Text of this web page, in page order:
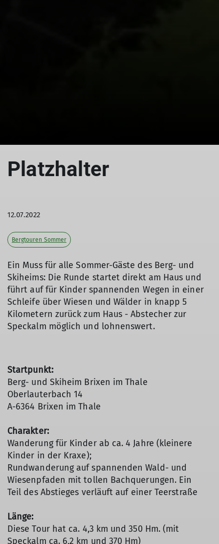
Platzhalter
12.07.2022
Bergtouren Sommer
Ein Muss für alle Sommer-Gäste des Berg- und
Skiheims: Die Runde startet direkt am Haus und
führt auf für Kinder spannenden Wegen in einer
Schleife über Wiesen und Wälder in knapp 5
Kilometern zurück zum Haus - Abstecher zur
Speckalm möglich und lohnenswert.
Startpunkt:
Berg- und Skiheim Brixen im Thale
Oberlauterbach 14
A-6364 Brixen im Thale
Charakter:
Wanderung für Kinder ab ca. 4 Jahre (kleinere
Kinder in der Kraxe);
Rundwanderung auf spannenden Wald- und
Wiesenpfaden mit tollen Bachquerungen. Ein
Teil des Abstieges verläuft auf einer Teerstraße
Länge:
Diese Tour hat ca. 4,3 km und 350 Hm. (mit
Speckalm ca. 6,2 km und 370 Hm)